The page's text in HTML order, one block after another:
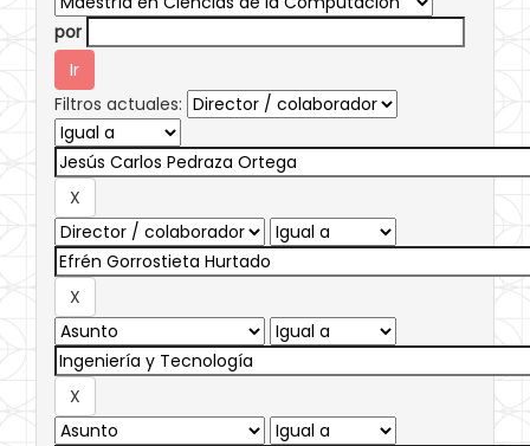
por
Filtros actuales: